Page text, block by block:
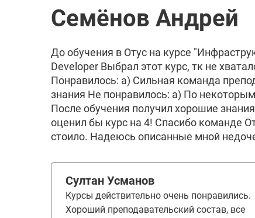
Семёнов Андрей
До обучения в Отус на курсе
Developer Выбрал этот курс, тк не
Понравилось: a) Сильная команда
знания Не понравилось: a) По
После обучения получил хорошие
оценил бы курс на 4! Спасибо команде
стоило. Надеюсь описанные мной
Султан Усманов
Курсы действительно очень понравились.
Хороший преподавательский состав, все